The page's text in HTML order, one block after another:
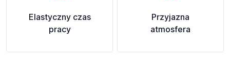
Elastyczny czas
pracy
Przyjazna
atmosfera